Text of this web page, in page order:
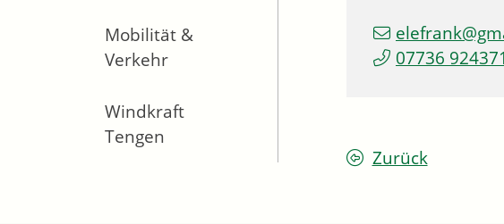
Mobilität &
Verkehr
Windkraft
Tengen
07736
Zurück